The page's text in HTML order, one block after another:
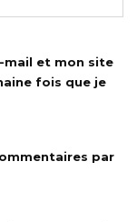
mail et mon site
fois que je
par